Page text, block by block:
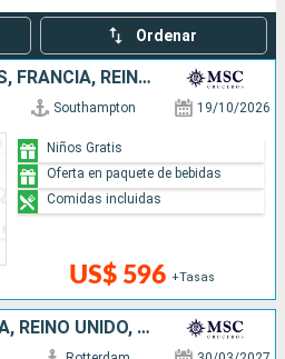
Ordenar
BÉLGICA, PAISES BAJOS, FRANCIA, REINO UNIDO
Southampton 19/10/2026
US$ 596 +Tasas
Niños Gratis
Oferta en paquete de bebidas
Comidas incluidas
PAISES BAJOS, FRANCIA, REINO UNIDO, ALEMANIA, BÉLGICA